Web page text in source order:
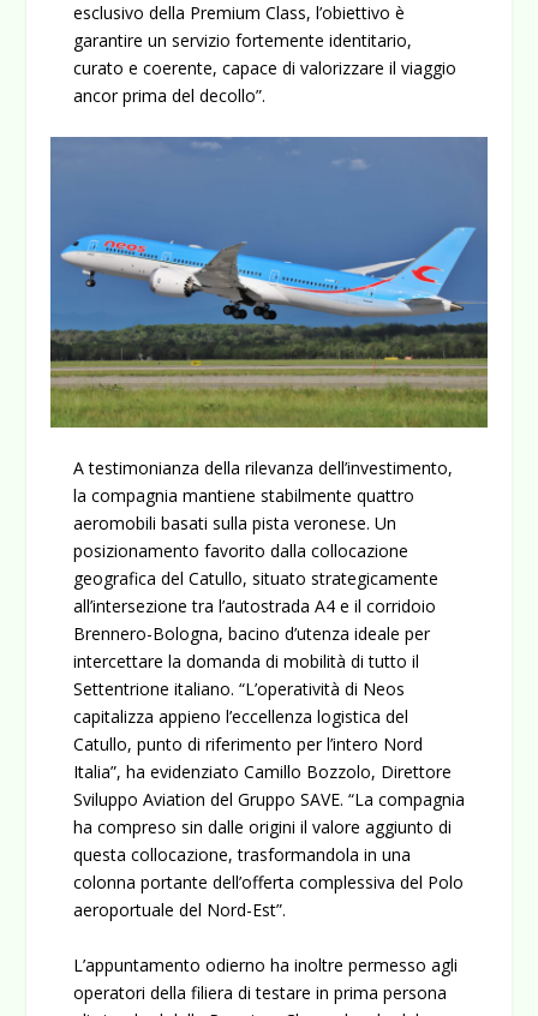
esclusivo della Premium Class, l’obiettivo è
garantire un servizio fortemente identitario,
curato e coerente, capace di valorizzare il viaggio
ancor prima del decollo”.
A testimonianza della rilevanza dell’investimento,
la compagnia mantiene stabilmente quattro
aeromobili basati sulla pista veronese. Un
posizionamento favorito dalla collocazione
geografica del Catullo, situato strategicamente
all’intersezione tra l’autostrada A4 e il corridoio
Brennero-Bologna, bacino d’utenza ideale per
intercettare la domanda di mobilità di tutto il
Settentrione italiano. “L’operatività di Neos
capitalizza appieno l’eccellenza logistica del
Catullo, punto di riferimento per l’intero Nord
Italia”, ha evidenziato Camillo Bozzolo, Direttore
Sviluppo Aviation del Gruppo SAVE. “La compagnia
ha compreso sin dalle origini il valore aggiunto di
questa collocazione, trasformandola in una
colonna portante dell’offerta complessiva del Polo
aeroportuale del Nord-Est”.
L’appuntamento odierno ha inoltre permesso agli
operatori della filiera di testare in prima persona